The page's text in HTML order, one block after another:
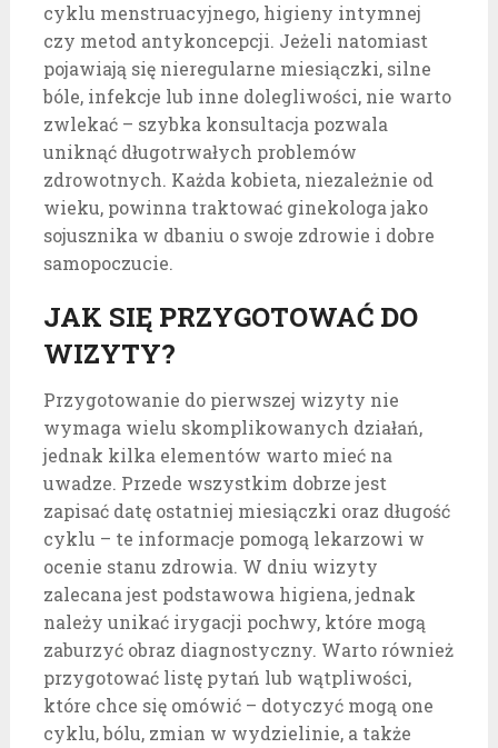
cyklu menstruacyjnego, higieny intymnej
czy metod antykoncepcji. Jeżeli natomiast
pojawiają się nieregularne miesiączki, silne
bóle, infekcje lub inne dolegliwości, nie warto
zwlekać – szybka konsultacja pozwala
uniknąć długotrwałych problemów
zdrowotnych. Każda kobieta, niezależnie od
wieku, powinna traktować ginekologa jako
sojusznika w dbaniu o swoje zdrowie i dobre
samopoczucie.
JAK SIĘ PRZYGOTOWAĆ DO
WIZYTY?
Przygotowanie do pierwszej wizyty nie
wymaga wielu skomplikowanych działań,
jednak kilka elementów warto mieć na
uwadze. Przede wszystkim dobrze jest
zapisać datę ostatniej miesiączki oraz długość
cyklu – te informacje pomogą lekarzowi w
ocenie stanu zdrowia. W dniu wizyty
zalecana jest podstawowa higiena, jednak
należy unikać irygacji pochwy, które mogą
zaburzyć obraz diagnostyczny. Warto również
przygotować listę pytań lub wątpliwości,
które chce się omówić – dotyczyć mogą one
cyklu, bólu, zmian w wydzielinie, a także